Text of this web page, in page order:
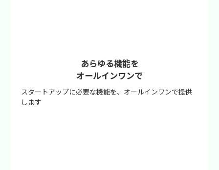
あらゆる機能を
オールインワンで
スタートアップに必要な機能を、オールインワンで提供
します